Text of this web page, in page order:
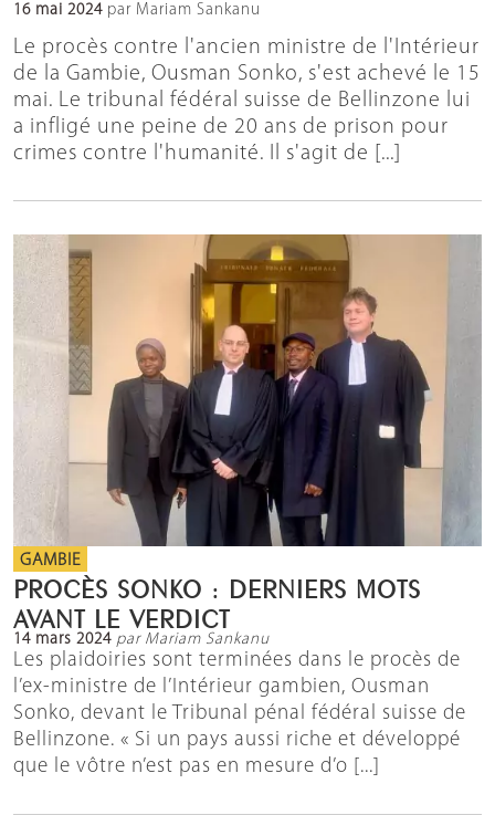
16 mai 2024 par Mariam Sankanu
Le procès contre l'ancien ministre de l'Intérieur
de la Gambie, Ousman Sonko, s'est achevé le 15
mai. Le tribunal fédéral suisse de Bellinzone lui
a infligé une peine de 20 ans de prison pour
crimes contre l'humanité. Il s'agit de [...]
GAMBIE
PROCÈS SONKO : DERNIERS MOTS
AVANT LE VERDICT
14 mars 2024 par Mariam Sankanu
Les plaidoiries sont terminées dans le procès de
l’ex-ministre de l’Intérieur gambien, Ousman
Sonko, devant le Tribunal pénal fédéral suisse de
Bellinzone. « Si un pays aussi riche et développé
que le vôtre n’est pas en mesure d’o [...]